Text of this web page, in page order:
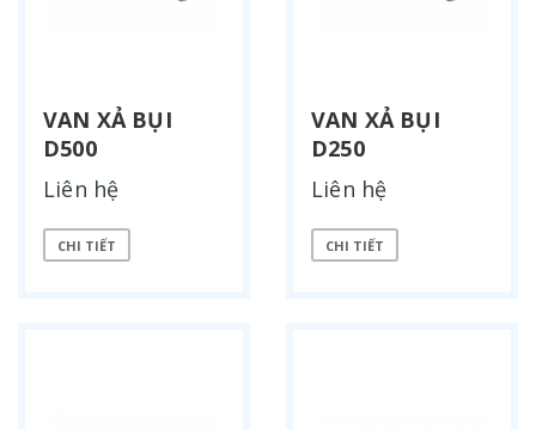
VAN XẢ BỤI
D500
Liên hệ
CHI TIẾT
VAN XẢ BỤI
D250
Liên hệ
CHI TIẾT